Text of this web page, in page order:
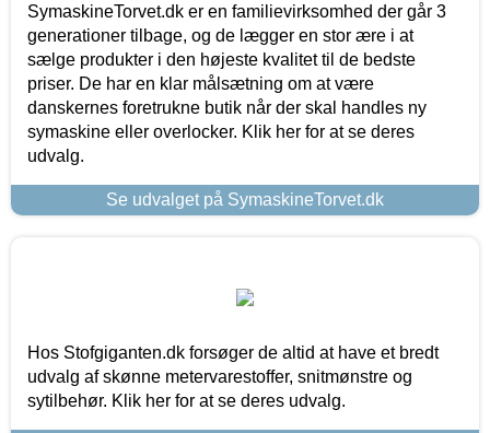
SymaskineTorvet.dk er en familievirksomhed der går 3
generationer tilbage, og de lægger en stor ære i at
sælge produkter i den højeste kvalitet til de bedste
priser. De har en klar målsætning om at være
danskernes foretrukne butik når der skal handles ny
symaskine eller overlocker. Klik her for at se deres
udvalg.
Se udvalget på SymaskineTorvet.dk
Hos Stofgiganten.dk forsøger de altid at have et bredt
udvalg af skønne metervarestoffer, snitmønstre og
sytilbehør. Klik her for at se deres udvalg.